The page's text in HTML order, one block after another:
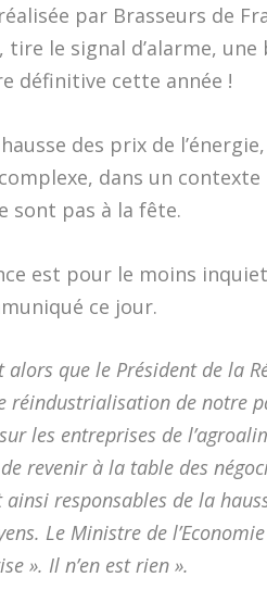
par Brasseurs de
le signal d’alarme,
définitive cette année !
des prix de
dans un
sont pas à la fête.
est pour le moins
ce jour.
alors que le Président de la
réindustrialisation de notre
les entreprises de
revenir à la table des
responsables de la
Le Ministre de
». Il n’en est rien ».